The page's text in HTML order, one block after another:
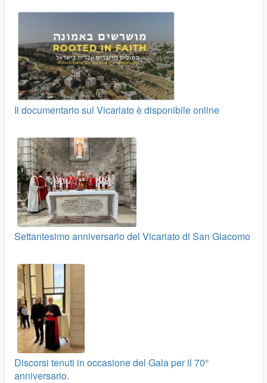
Il documentario sul Vicariato è disponibile online
Settantesimo anniversario del Vicariato di San Giacomo
Discorsi tenuti in occasione del Gala per il 70°
anniversario.